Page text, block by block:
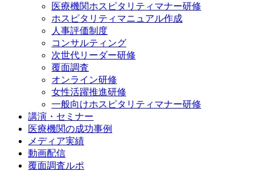
医療機関ホスピタリティマナー研修
ホスピタリティマニュアル作成
人事評価制度
コンサルティング
次世代リーダー研修
覆面調査
オンライン研修
女性活躍推進研修
一般向けホスピタリティマナー研修
講演・セミナー
医療機関の成功事例
メディア実績
動画配信
覆面調査ルポ